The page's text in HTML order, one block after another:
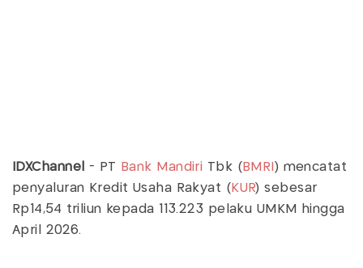
IDXChannel - PT Bank Mandiri Tbk ( BMRI ) mencatat
penyaluran Kredit Usaha Rakyat ( KUR) sebesar
Rp14,54 triliun kepada 113.223 pelaku UMKM hingga
April 2026.